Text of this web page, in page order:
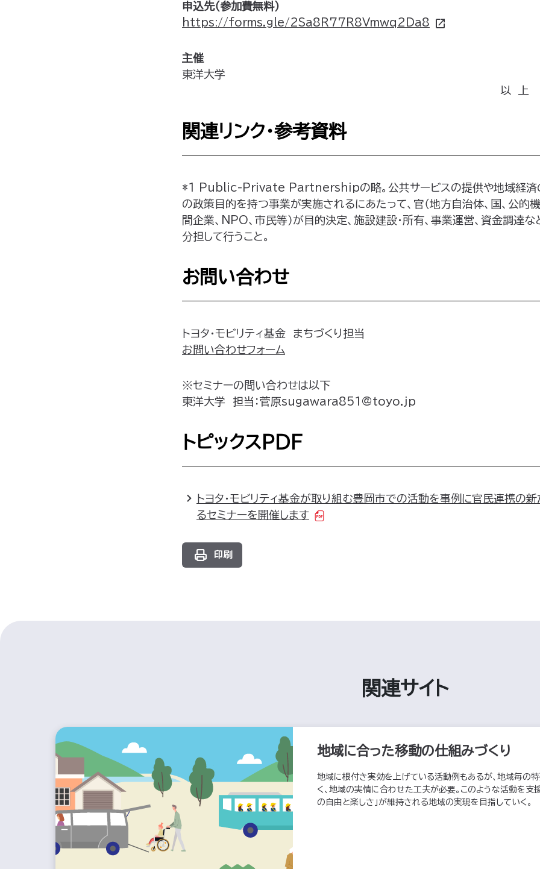
申込先（参加費無料）
https://forms.gle/2Sa8R77R8Vmwq2Da8
主催
東洋大学
以 上
関連リンク・参考資料
*1 Public-Private Partnershipの略。公共サービスの提供や地域経済
の政策目的を持つ事業が実施されるにあたって、官（地方自治体、国、公的機
間企業、NPO、市民等）が目的決定、施設建設・所有、事業運営、資金調達
分担して行うこと。
お問い合わせ
トヨタ・モビリティ基金 まちづくり担当
お問い合わせフォーム
※セミナーの問い合わせは以下
東洋大学 担当：菅原sugawara851@toyo.jp
トピックスPDF
トヨタ・モビリティ基金が取り組む豊岡市での活動を事例に官民連携の
るセミナーを開催します
印刷
関連サイト
地域に合った移動の仕組みづくり
地域に根付き実効を上げている活動例もあるが、地域毎の
く、地域の実情に合わせた工夫が必要。このような活動を支
の自由と楽しさ」が維持される地域の実現を目指していく。